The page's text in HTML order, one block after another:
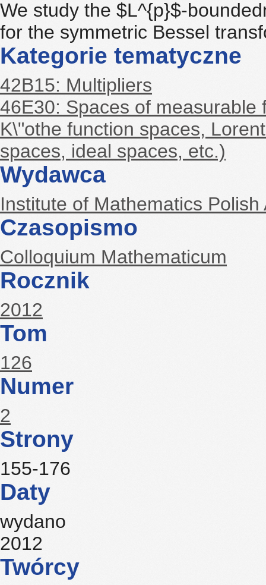
We study the $L^{p}$-
for the symmetric Bessel
Kategorie tematyczne
42B15: Multipliers
46E30: Spaces of
K\"othe function spaces,
spaces, ideal spaces, etc.)
Wydawca
Institute of Mathematics
Czasopismo
Colloquium Mathematicum
Rocznik
2012
Tom
126
Numer
2
Strony
155-176
Daty
wydano
2012
Twórcy